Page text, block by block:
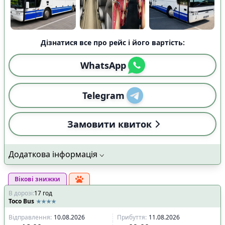
Дізнатися все про рейс і його вартість:
WhatsApp
Telegram
Замовити квиток
Додаткова інформація
Вікові знижки
В дорозі:17 год
Toco Bus
Відправлення: 10.08.2026 Прибуття: 11.08.2026